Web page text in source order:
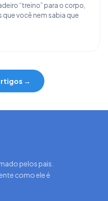
“treino” para o corpo,
você nem sabia que
→
pelos pais.
como ele é